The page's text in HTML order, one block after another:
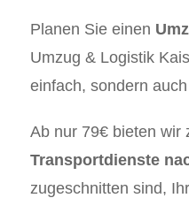
Planen Sie einen
Umzug & Logistik
einfach, sondern
Ab nur 79€ bieten wir
Transportdienste
zugeschnitten sind,